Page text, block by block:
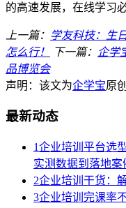
的高速发展，在线学习
上一篇： 学友科技：生
怎么行！
下一篇： 企学
品博览会
声明：该文为企学宝原
最新动态
1企业培训平台选
实测数据到落地
2企业培训干货：
3企业培训完课率